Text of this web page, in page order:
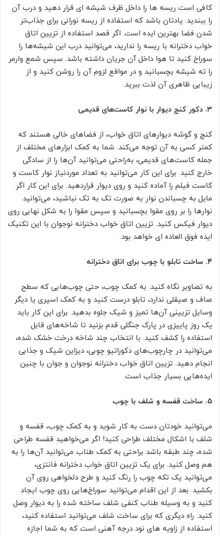
کافی است ریسه ها را داخل ظرف شیشه ای قرار دهید و درب آن
را ببندید. یادتان باشد که استفاده از ریسه نورانی برای جذاب‌تر
شدن فضا بهترین ایده است. اگر قصد استفاده از تزیین اتاق
خواب دخترانه با ریسه را ندارید، می‌توانید درب این شیشه‌ها را
سوراخ کنید تا هوا داخل آن جریان داشته باشد. سپس شمع وارمر
را ته شیشه بچسبانید و در مواقع لزوم آن را روشن کنید و از
زیبایی ظاهری آن لذت ببرید.
۳. دکور کنج دیوار با نوار کاست‌های قدیمی
کنج و گوشه دیوارهای اتاق خواب، از فضاهای خالی هستند که
کمتر کسی به آن توجه می‌کند. شما به کمک ابزارهای مختلف از
جمله کاست‌های قدیمی، به‌راحتی می‌توانید آن‌ها را از سادگی
خارج کنید. برای این کار می‌توانید به تعداد موردنیاز نوار کاست و
کاست فیلم را آماده کنید و روی دیوار قراردهید. برای این کار اگر
مایل به چسباندن نوار به صورت تک به تک نباشید، می‌توانید
نوارها را بر روی مقوا بچسبانید و سپس مقوا را به شکل نهایی روی
دیوار فیکس کنید. تزیین اتاق خواب دخترانه نوجوان با این تکنیک
ایده فوق العاده ای خواهد بود.
۴. ساخت تابلو با چوب برای اتاق دخترانه
به تصاویر نگاه کنید. به کمک چوب‌، حتی چوب‌هایی که سطح
صاف و صیقلی ندارد، تابلو درست کنید و به کمک اسپری یا دیگر
وسایل تزیینی آن‌ها تمیز و شیک جلوه بدهید. برای این کار باید
یک روز پاییزی در پارک جنگلی قدم بزنید تا شاخه‌های قابل
استفاده را کشف کنید. با انتخاب چند شاخه درخت خشک شده،
می‌توانید در چارچوب‌های دکوراتیو چوبی، دیزاین شیک و جذابی
انجام دهید. تزیین اتاق خواب دخترانه نوجوان و جوان با چنین
ایده‌هایی بسیار جذاب است.
۵. ساخت قفسه و شلف با چوب
می‌توانید خودتان دست به کار شوید و به کمک چوب، قفسه و
شلف با اشکال مختلف طراحی کنید! اگر می‌خواهید قفسه طراحی
شده، چند طبقه باشد براحتی به کمک طناب می‌توانید آن‌ها را به
هم وصل کنید. برای یک تزیین اتاق خواب دخترانه فانتزی،
می‌توانید یک تکه چوب را رنگ کنید و طرح دلخواهی روی آن
بکشید. بعد از این اقدام می‌توانید سوراخ‌هایی روی چوب ایجاد
کنید و به وسیله طناب کنفی شلف ساخته شده را به دیوار وصل
کنید. راه دیگری که برای ساخت شلف می‌توانید استفاده کنید،
استفاده از زاویه های نود درجه آهنی است که به شما اجازه